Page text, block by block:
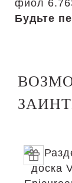
Будьте